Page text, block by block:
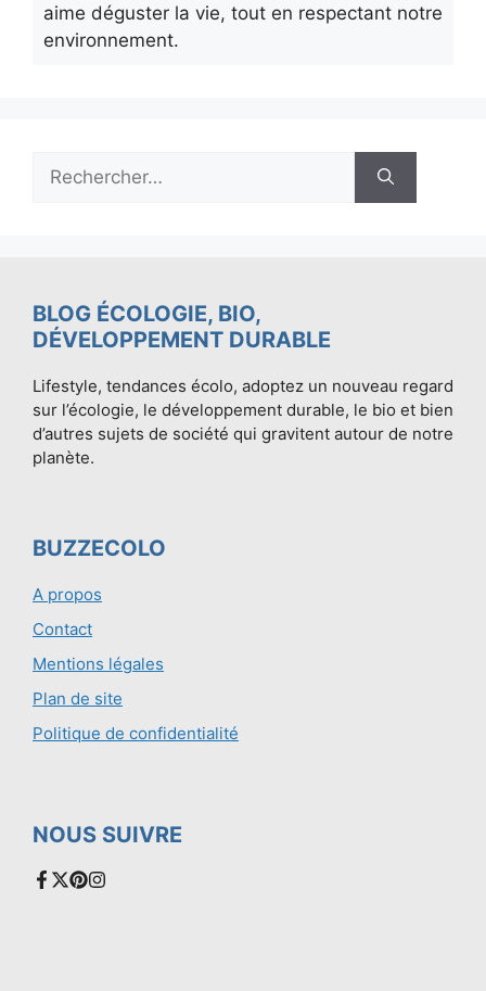
aime déguster la vie, tout en respectant notre
environnement.
BLOG ÉCOLOGIE, BIO,
DÉVELOPPEMENT DURABLE
Lifestyle, tendances écolo, adoptez un nouveau regard
sur l’écologie, le développement durable, le bio et bien
d’autres sujets de société qui gravitent autour de notre
planète.
BUZZECOLO
A propos
Contact
Mentions légales
Plan de site
Politique de confidentialité
NOUS SUIVRE